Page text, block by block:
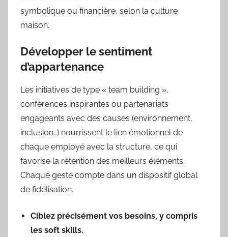
symbolique ou financière, selon la culture
maison.
Développer le sentiment
d’appartenance
Les initiatives de type « team building »,
conférences inspirantes ou partenariats
engageants avec des causes (environnement,
inclusion…) nourrissent le lien émotionnel de
chaque employé avec la structure, ce qui
favorise la rétention des meilleurs éléments.
Chaque geste compte dans un dispositif global
de fidélisation.
Ciblez précisément vos besoins, y compris
les soft skills.